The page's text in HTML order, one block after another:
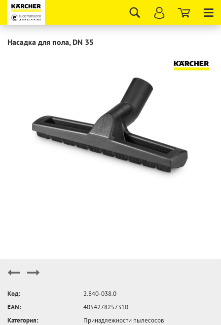
Насадка для пола, DN 35
Код:
2.840-038.0
EAN:
4054278257310
Категория:
Принадлежности пылесосов